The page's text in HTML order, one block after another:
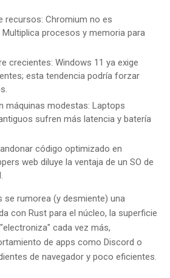
recursos: Chromium no es
procesos y memoria para
crecientes: Windows 11 ya exige
esta tendencia podría forzar
máquinas modestas: Laptops
sufren más latencia y batería
código optimizado en
web diluye la ventaja de un SO de
se rumorea (y desmiente) una
con Rust para el núcleo, la superficie
cada vez más,
de apps como Discord o
de navegador y poco eficientes.